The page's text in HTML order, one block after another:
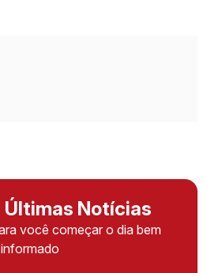
Últimas Notícias
você começar o dia bem
informado